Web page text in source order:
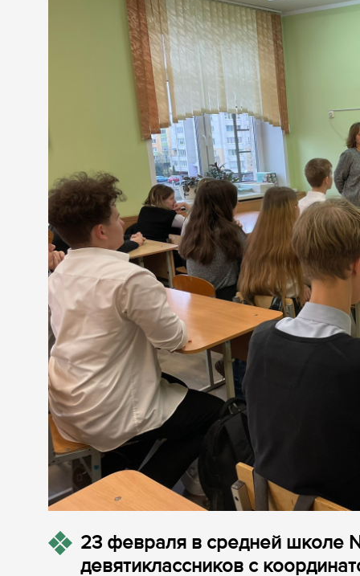
23 февраля в средней школе
девятиклассников с